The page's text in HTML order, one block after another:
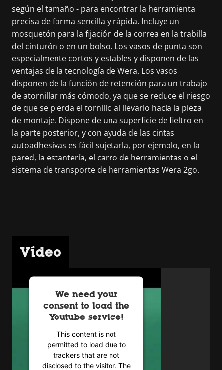
según el tamaño - para encontrar la herramienta
precisa de forma sencilla y rápida. Incluye un
mosquetón para la fijación de la correa en la trabilla
del cinturón o en un bolso. Los vasos de punta son
especialmente cortos y estables y disponen de las
ventajas de la tecnología de Wera. Los vasos
disponen de la función de retención para un trabajo
de atornillar más cómodo, ya que se reduce el riesgo
de que se pierda el tornillo al llevarlo hacia la pieza
de montaje. Dispone de una superficie de fieltro en
la parte posterior, y con ayuda de las cintas
autoadhesivas es fácil sujetarla, por ejemplo, en la
pared, la estantería, el carro de herramientas o el
sistema de transporte de herramientas Wera 2go.
Vídeo
We need your
consent to load the
Youtube service!
This content is not
permitted to load due to
trackers that are not
disclosed to the visitor. The